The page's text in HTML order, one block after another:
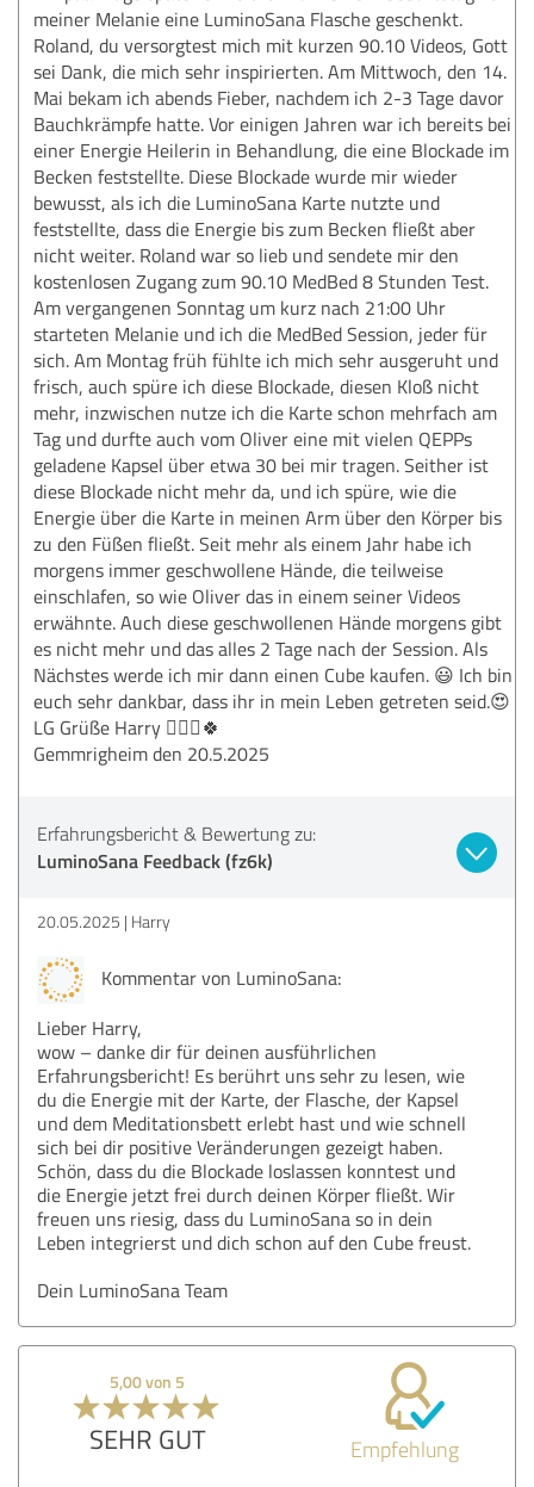
meiner Melanie eine LuminoSana Flasche geschenkt.
Roland, du versorgtest mich mit kurzen 90.10 Videos, Gott
sei Dank, die mich sehr inspirierten. Am Mittwoch, den 14.
Mai bekam ich abends Fieber, nachdem ich 2-3 Tage davor
Bauchkrämpfe hatte. Vor einigen Jahren war ich bereits bei
einer Energie Heilerin in Behandlung, die eine Blockade im
Becken feststellte. Diese Blockade wurde mir wieder
bewusst, als ich die LuminoSana Karte nutzte und
feststellte, dass die Energie bis zum Becken fließt aber
nicht weiter. Roland war so lieb und sendete mir den
kostenlosen Zugang zum 90.10 MedBed 8 Stunden Test.
Am vergangenen Sonntag um kurz nach 21:00 Uhr
starteten Melanie und ich die MedBed Session, jeder für
sich. Am Montag früh fühlte ich mich sehr ausgeruht und
frisch, auch spüre ich diese Blockade, diesen Kloß nicht
mehr, inzwischen nutze ich die Karte schon mehrfach am
Tag und durfte auch vom Oliver eine mit vielen QEPPs
geladene Kapsel über etwa 30 bei mir tragen. Seither ist
diese Blockade nicht mehr da, und ich spüre, wie die
Energie über die Karte in meinen Arm über den Körper bis
zu den Füßen fließt. Seit mehr als einem Jahr habe ich
morgens immer geschwollene Hände, die teilweise
einschlafen, so wie Oliver das in einem seiner Videos
erwähnte. Auch diese geschwollenen Hände morgens gibt
es nicht mehr und das alles 2 Tage nach der Session. Als
Nächstes werde ich mir dann einen Cube kaufen. 😃 Ich bin
euch sehr dankbar, dass ihr in mein Leben getreten seid.😍
LG Grüße Harry 🙋🏼‍♂️🍀
Gemmrigheim den 20.5.2025
Erfahrungsbericht & Bewertung zu:
LuminoSana Feedback (fz6k)
20.05.2025 Harry
Kommentar von LuminoSana:
Lieber Harry,
wow – danke dir für deinen ausführlichen
Erfahrungsbericht! Es berührt uns sehr zu lesen, wie
du die Energie mit der Karte, der Flasche, der Kapsel
und dem Meditationsbett erlebt hast und wie schnell
sich bei dir positive Veränderungen gezeigt haben.
Schön, dass du die Blockade loslassen konntest und
die Energie jetzt frei durch deinen Körper fließt. Wir
freuen uns riesig, dass du LuminoSana so in dein
Leben integrierst und dich schon auf den Cube freust.
Dein LuminoSana Team
5,00 von 5
SEHR GUT Empfehlung